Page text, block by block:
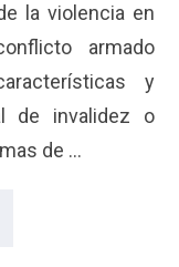
la violencia en
armado
y
de invalidez o
de ...